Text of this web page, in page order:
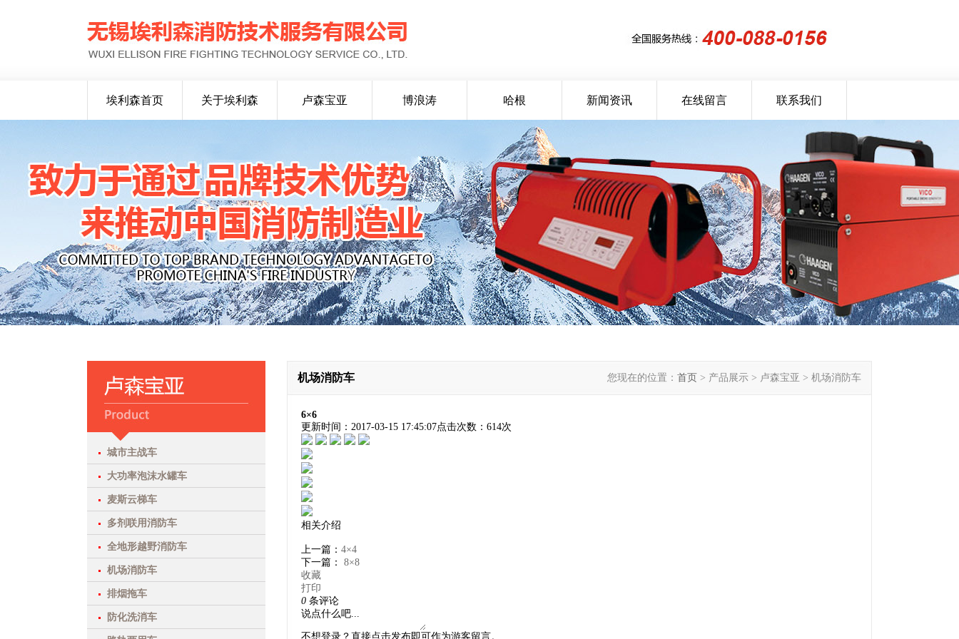
埃利森首页 关于埃利森 卢森宝亚 博浪涛 哈根 新闻资讯 在线留言 联系我们
城市主战车
大功率泡沫水罐车
麦斯云梯车
多剂联用消防车
全地形越野消防车
机场消防车
排烟拖车
防化洗消车
机场消防车 您现在的位置： 首页 > 产品展示 > 卢森宝亚 > 机场消防车
6×6
更新时间： 2017-03-15 17:45:07点击次数： 614次
相关介绍
上一篇： 4×4
下一篇：
8×8
收藏
打印
0 条评论
不想登录？直接点击发布即可作为游客留言。